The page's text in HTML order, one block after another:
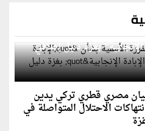
الأممية بشأن "الإبادة
بغزة دليل إضافي
مصري قطري تركي يدين
الاحتلال المتواصلة في